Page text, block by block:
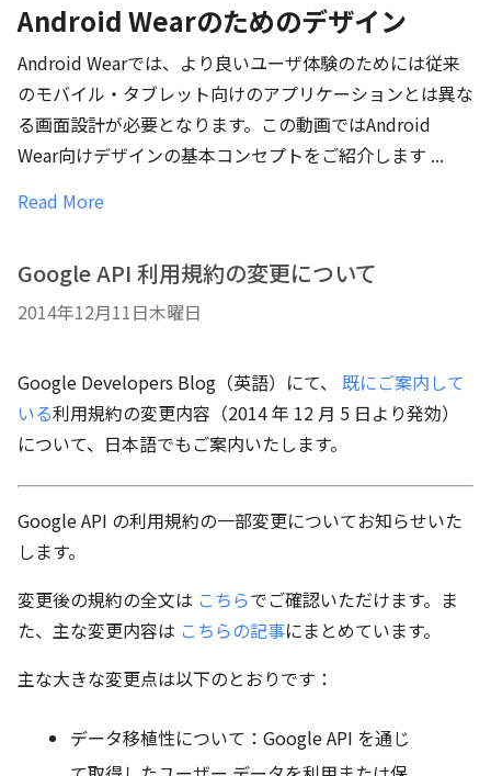
Android Wearのためのデザイン
Android Wearでは、より良いユーザ体験のためには従来
のモバイル・タブレット向けのアプリケーションとは異な
る画面設計が必要となります。この動画ではAndroid
Wear向けデザインの基本コンセプトをご紹介します ...
Read More
Google API 利用規約の変更について
2014年12月11日木曜日
Google Developers Blog（英語）にて、 既にご案内して
いる利用規約の変更内容（2014 年 12 月 5 日より発効）
について、日本語でもご案内いたします。
Google API の利用規約の一部変更についてお知らせいた
します。
変更後の規約の全文は こちらでご確認いただけます。ま
た、主な変更内容は こちらの記事にまとめています。
主な大きな変更点は以下のとおりです：
データ移植性について：Google API を通じ